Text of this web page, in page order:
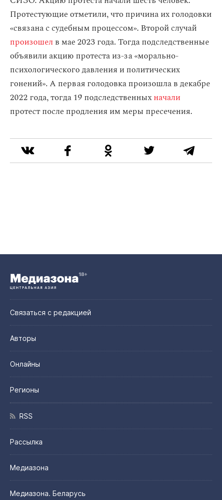
Протестующие отметили, что причина их голодовки
«связана с судебным процессом». Второй случай
произошел в мае 2023 года. Тогда подследственные
объявили акцию протеста из-за «морально-
психологического давления и политических
гонений». А первая голодовка произошла в декабре
2022 года, тогда 19 подследственныхначали
протест после продления им меры пресечения.
Связаться с редакцией
Авторы
Онлайны
Регионы
RSS
Рассылка
Медиазона
Медиазона. Беларусь